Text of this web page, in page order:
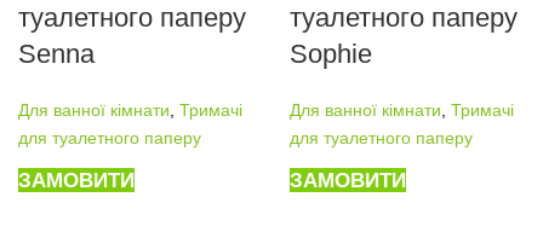
туалетного паперу
Senna
Для ванної кімнати Тримачі
для туалетного паперу
ЗАМОВИТИ
туалетного паперу
Sophie
Для ванної кімнати Тримачі
для туалетного паперу
ЗАМОВИТИ